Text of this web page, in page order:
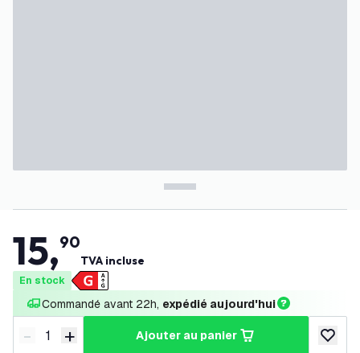
15,90
TVA incluse
En stock
Commandé avant 22h, expédié aujourd'hui
Diminuer la quantité
- Augmenter la quantité
+ ajouter au panier